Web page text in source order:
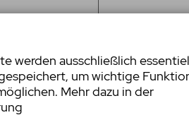
2920 05
werden ausschließlich
um wichtige
Mehr dazu in der